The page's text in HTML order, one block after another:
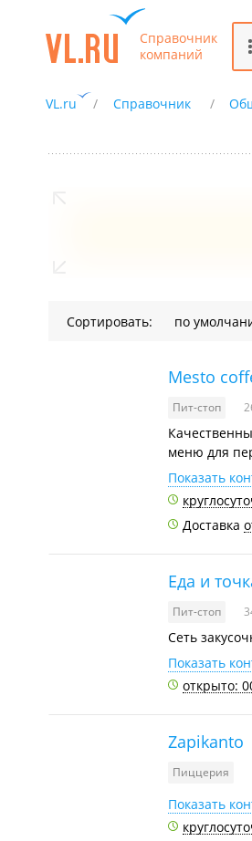
Справочник
компаний
VL.ru Справочник
Сортировать: по
Mesto
Пит-стоп
меню для
Показать
Доставка
Еда и
Пит-стоп
Сеть
Показать
открыто:
Zapikanto
Пиццерия
Показать